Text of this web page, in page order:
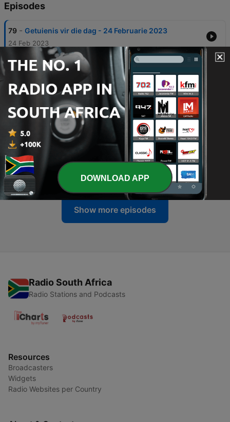
Episodes
79 - Getuienis vir die dag - 24 Februarie 2023
24 Feb 2023
78 - Getuienis vir die dag - 23 Februarie 2023
77 - Getuienis vir die dag - 17 Februarie 2023
24 Feb 2023
76 - Getuienis vir die dag - 16 Februarie 2023
16 Feb 2023
75 - Getuienis vir die dag - 9 Februarie 2023
16 Feb 2023
Show more episodes
Radio South Africa
Radio Stations and Podcasts
Resources
Broadcasters
Widgets
Radio Websites per Country
DOWNLOAD APP